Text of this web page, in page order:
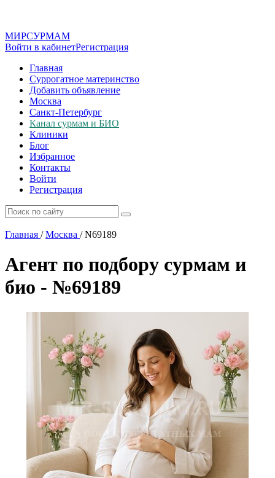
МИРСУРМАМ
Войти в кабинетРегистрация
Главная
Суррогатное материнство
Добавить объявление
Москва
Санкт-Петербург
Канал сурмам и БИО
Клиники
Блог
Избранное
Контакты
Войти
Регистрация
Главная / Москва /N69189
Агент по подбору сурмам и
био - №69189